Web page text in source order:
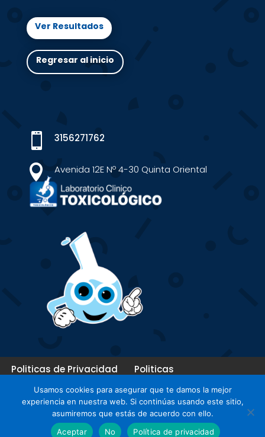
Ver Resultados
Regresar al inicio
 3156271762
 Avenida 12E Nº 4-30 Quinta Oriental
Politicas de Privacidad
Politicas
Politicas de Cookies
Contactanos
Terminos y condiciones
Descargo de responsabilidad
DMCA
CCPA
Usamos cookies para asegurar que te damos la mejor
experiencia en nuestra web. Si continúas usando este sitio,
asumiremos que estás de acuerdo con ello.
Aceptar
No Política de privacidad